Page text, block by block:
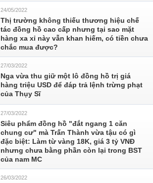
24/05/2022
Thị trường không thiếu thương hiệu chế
tác đồng hồ cao cấp nhưng tại sao mặt
hàng xa xỉ này vẫn khan hiếm, có tiền chưa
chắc mua được?
27/03/2022
Nga vừa thu giữ một lô đồng hồ trị giá
hàng triệu USD để đáp trả lệnh trừng phạt
của Thụy Sĩ
27/03/2022
Siêu phẩm đồng hồ "đắt ngang 1 căn
chung cư" mà Trấn Thành vừa tậu có gì
đặc biệt: Làm từ vàng 18K, giá 3 tỷ VNĐ
nhưng chưa bằng phần còn lại trong BST
của nam MC
26/03/2022